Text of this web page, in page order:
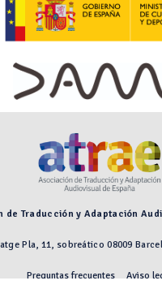
de Traducción y Adaptación
Pla, 11, sobreático 08009
Preguntas frecuentes Aviso